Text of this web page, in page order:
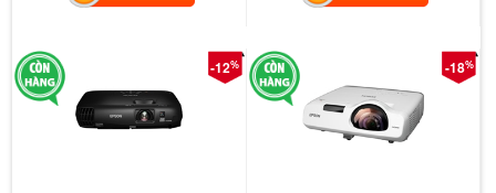
-12% -18%